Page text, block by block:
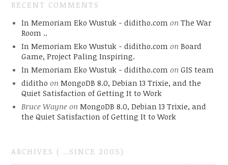
RECENT COMMENTS
In Memoriam Eko Wustuk - diditho.com on The War
Room ..
In Memoriam Eko Wustuk - diditho.com on Board
Game, Project Paling Inspiring.
In Memoriam Eko Wustuk - diditho.com on GIS team
diditho on MongoDB 8.0, Debian 13 Trixie, and the
Quiet Satisfaction of Getting It to Work
Bruce Wayneon MongoDB 8.0, Debian 13 Trixie, and
the Quiet Satisfaction of Getting It to Work
ARCHIVES ( ..SINCE 2005)